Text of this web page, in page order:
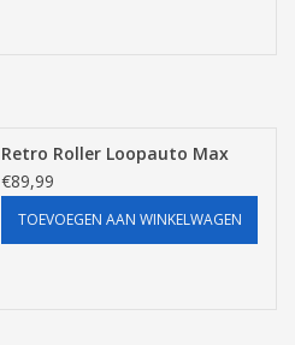
Retro Roller Loopauto Max
€89,99
TOEVOEGEN AAN WINKELWAGEN